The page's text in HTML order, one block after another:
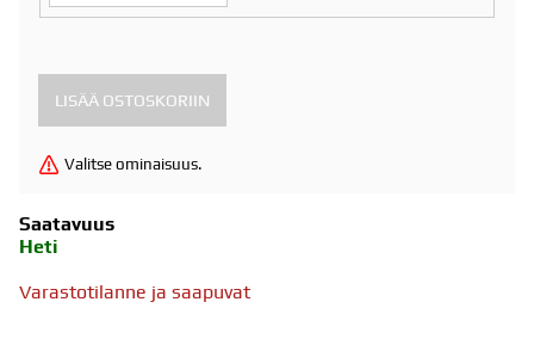
Valitse ominaisuus.
Saatavuus
Heti
Varastotilanne ja saapuvat